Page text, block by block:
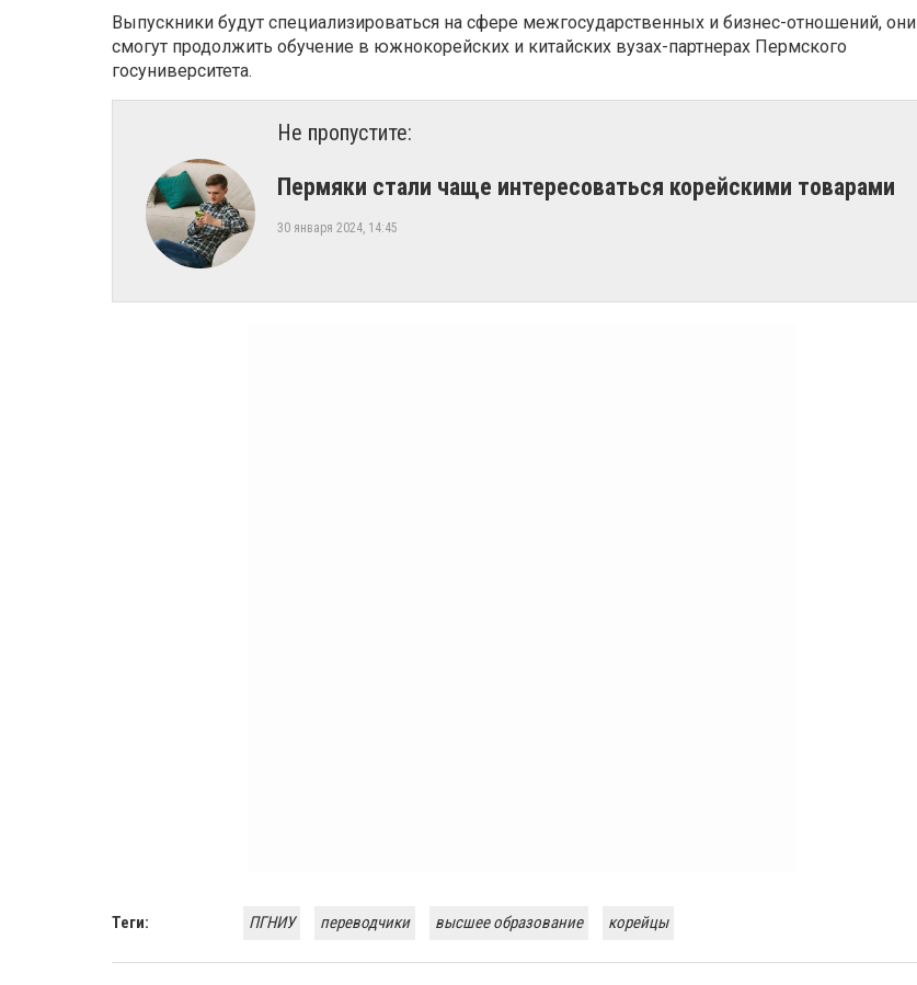
Выпускники будут специализироваться на сфере межгосударственных и бизнес-отношений, они
смогут продолжить обучение в южнокорейских и китайских вузах-партнерах Пермского
госуниверситета.
Не пропустите:
Пермяки стали чаще интересоваться корейскими товарами
30 января 2024, 14:45
Теги: ПГНИУ переводчики высшее образование корейцы